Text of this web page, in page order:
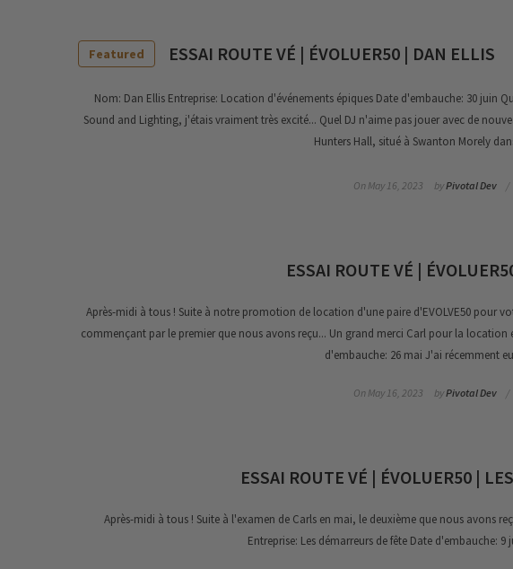
Featured ESSAI ROUTE VÉ | ÉVOLUER50 | DAN ELLIS
Nom: Dan Ellis Entreprise: Location d'événements épiques Date d'embauche: 30 juin
Sound and Lighting, j'étais vraiment très excité... Quel DJ n'aime pas jouer avec de
Hunters Hall, situé à Swanton Morely
On May 16, 2023 byPivotal Dev
ESSAI ROUTE VÉ |
Après-midi à tous ! Suite à notre promotion de location d'une paire d'EVOLVE50 pour
commençant par le premier que nous avons reçu... Un grand merci Carl pour la
d'embauche: 26 mai J'ai récemment
On May 16, 2023 byPivotal Dev
ESSAI ROUTE VÉ | ÉVOLUER50 |
Après-midi à tous ! Suite à l'examen de Carls en mai, le deuxième que nous avons
Entreprise: Les démarreurs de fête Date d'embauche: